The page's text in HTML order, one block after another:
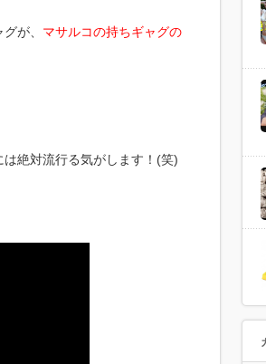
が、 マサルコの持ちギャグの
絶対流行る気がします！(笑)